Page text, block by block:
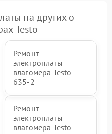
на других о
Testo
Ремонт
электроплаты
влагомера Testo
635-2
Ремонт
электроплаты
влагомера Testo